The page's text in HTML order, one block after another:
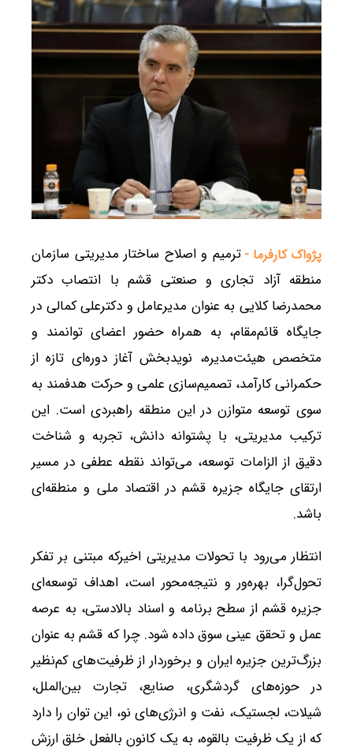
پژواک کارفرما - ترمیم و اصلاح ساختار مدیریتی سازمان
منطقه آزاد تجاری و صنعتی قشم با انتصاب دکتر
محمدرضا کلایی به عنوان مدیرعامل و دکترعلی کمالی در
جایگاه قائم‌مقام، به همراه حضور اعضای توانمند و
متخصص هیئت‌مدیره، نویدبخش آغاز دوره‌ای تازه از
حکمرانی کارآمد، تصمیم‌سازی علمی و حرکت هدفمند به
سوی توسعه متوازن در این منطقه راهبردی است. این
ترکیب مدیریتی، با پشتوانه دانش، تجربه و شناخت
دقیق از الزامات توسعه، می‌تواند نقطه عطفی در مسیر
ارتقای جایگاه جزیره قشم در اقتصاد ملی و منطقه‌ای
باشد.
انتظار می‌رود با تحولات مدیریتی اخیرکه مبتنی بر تفکر
تحول‌گرا، بهره‌ور و نتیجه‌محور است، اهداف توسعه‌ای
جزیره قشم از سطح برنامه و اسناد بالادستی، به عرصه
عمل و تحقق عینی سوق داده شود. چرا که قشم به عنوان
بزرگ‌ترین جزیره ایران و برخوردار از ظرفیت‌های کم‌نظیر
در حوزه‌های گردشگری، صنایع، تجارت بین‌الملل،
شیلات، لجستیک، نفت و انرژی‌های نو، این توان را دارد
که از یک ظرفیت بالقوه، به یک کانون بالفعل خلق ارزش